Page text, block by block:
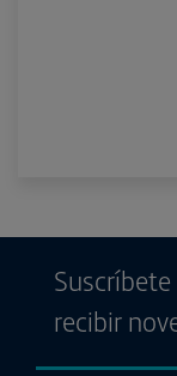
recibir